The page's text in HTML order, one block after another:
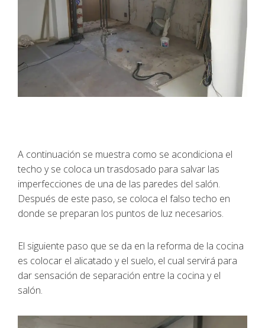
A continuación se muestra como se acondiciona el
techo y se coloca un trasdosado para salvar las
imperfecciones de una de las paredes del salón.
Después de este paso, se coloca el falso techo en
donde se preparan los puntos de luz necesarios.
El siguiente paso que se da en la reforma de la cocina
es colocar el alicatado y el suelo, el cual servirá para
dar sensación de separación entre la cocina y el
salón.